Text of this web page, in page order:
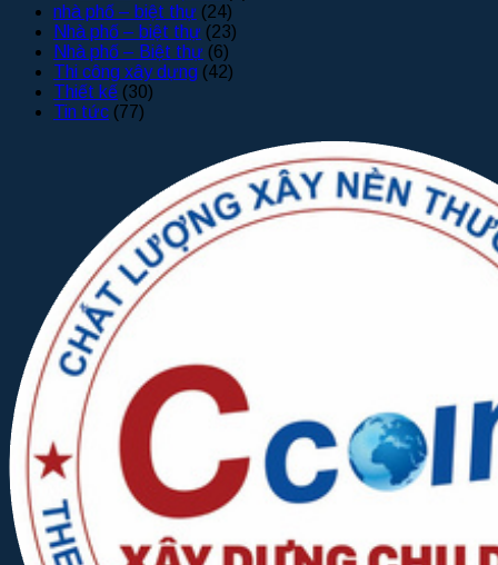
nhà phố – biệt thự (24)
Nhà phố – biệt thự (23)
Nhà phố – Biệt thự (6)
Thi công xây dựng (42)
Thiết kế (30)
Tin tức (77)